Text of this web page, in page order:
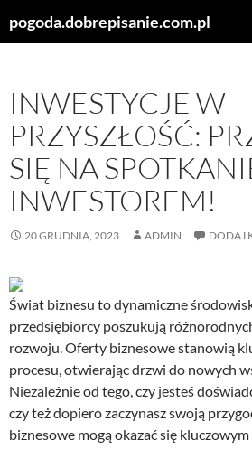
pogoda.dobrepisanie.com.pl
INWESTYCJE W
PRZYSZŁOŚĆ:
SIĘ NA
INWESTOREM!
20 GRUDNIA, 2023 ADMIN DODAJ
Świat biznesu to dynamiczne
przedsiębiorcy poszukują
rozwoju. Oferty biznesowe stanowią
procesu, otwierając drzwi do nowych
Niezależnie od tego, czy jesteś
czy też dopiero zaczynasz swoją
biznesowe mogą okazać się